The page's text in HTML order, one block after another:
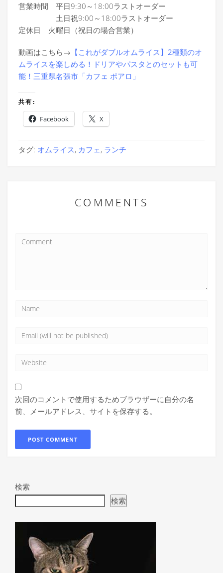
営業時間 平日9:30～18:00ラストオーダー
土日祝9:00～18:00ラストオーダー
定休日 火曜日（祝日の場合営業）
動画はこちら→ 【これがダブルオムライス】2種類のオ
ムライスを楽しめる！ドリアやパスタとのセットも可
能！三重県名張市「カフェ ポアロ」
共有:
Facebook X
タグ: オムライス, カフェ , ランチ
COMMENTS
次回のコメントで使用するためブラウザーに自分の名
前、メールアドレス、サイトを保存する。
検索
検索